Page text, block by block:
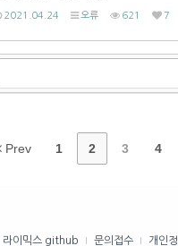
2021.04.24 오류 621 7
Prev 1 2 3 4
라이믹스 github 문의접수 개인